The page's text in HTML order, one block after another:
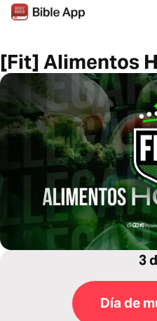
[Fit] Alimentos
3
Día de